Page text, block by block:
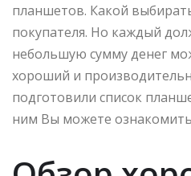
планшетов. Какой
покупателя. Но каждый
небольшую сумму денег
хороший и
подготовили список
ним Вы можете